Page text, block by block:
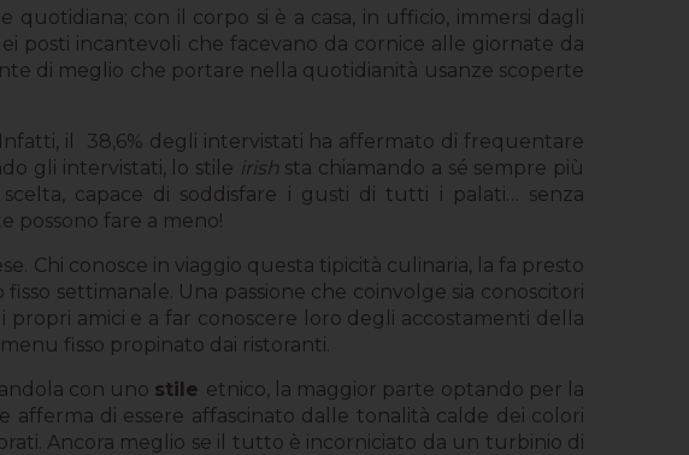
con il corpo si è a casa, in ufficio, immersi dagli
posti incantevoli che facevano da cornice alle giornate da
di meglio che portare nella quotidianità usanze scoperte
il
38,6% degli intervistati ha affermato di frequentare
gli intervistati, lo stile irish sta chiamando a sé sempre più
capace di soddisfare i gusti di tutti i palati… senza
possono fare a meno!
Chi conosce in viaggio questa tipicità culinaria, la fa presto
settimanale. Una passione che coinvolge sia conoscitori
amici e a far conoscere loro degli accostamenti della
fisso propinato dai ristoranti.
con uno stile etnico, la maggior parte optando per la
afferma di essere affascinato dalle tonalità calde dei colori
Ancora meglio se il tutto è incorniciato da un turbinio di